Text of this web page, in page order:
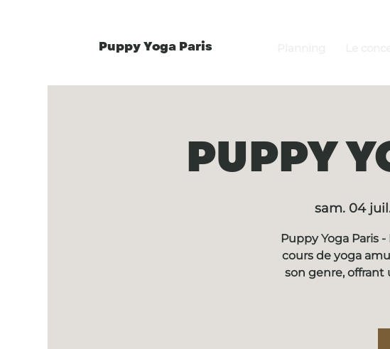
Puppy Yoga Paris
PUPPY
sam. 04
Puppy Yoga Paris
cours de yoga
son genre, offrant